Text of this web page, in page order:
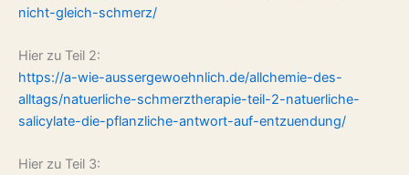
nicht-gleich-schmerz/
Hier zu Teil 2:
https://a-wie-aussergewoehnlich.de/allchemie-des-
alltags/natuerliche-schmerztherapie-teil-2-natuerliche-
salicylate-die-pflanzliche-antwort-auf-entzuendung/
Hier zu Teil 3: